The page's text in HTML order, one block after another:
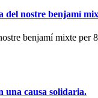
nostre benjamí
benjamí mixte per 8-
una causa solidaria.